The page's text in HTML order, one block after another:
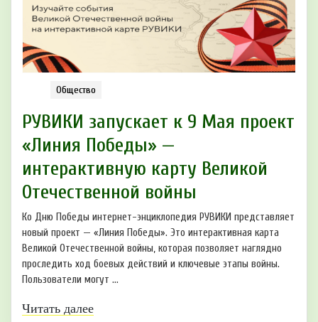
Общество
РУВИКИ запускает к 9 Мая проект
«Линия Победы» —
интерактивную карту Великой
Отечественной войны
Ко Дню Победы интернет-энциклопедия РУВИКИ представляет
новый проект — «Линия Победы». Это интерактивная карта
Великой Отечественной войны, которая позволяет наглядно
проследить ход боевых действий и ключевые этапы войны.
Пользователи могут ...
Читать далее